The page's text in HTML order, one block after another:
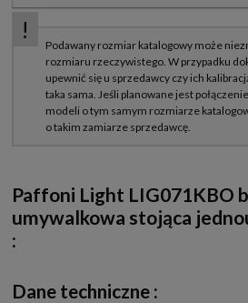
Paffoni Light LIG071KBO
umywalkowa stojąca
:
Dane techniczne :